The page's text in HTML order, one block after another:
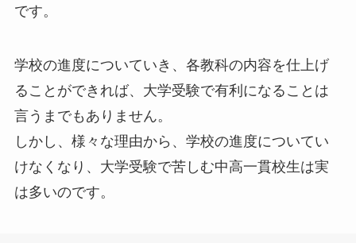
です。
学校の進度についていき、各教科の内容を仕上げ
ることができれば、大学受験で有利になることは
言うまでもありません。
しかし、様々な理由から、学校の進度についてい
けなくなり、大学受験で苦しむ中高一貫校生は実
は多いのです。